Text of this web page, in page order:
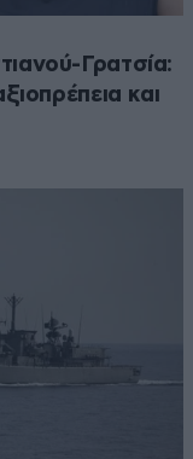
Γρατσία:
και